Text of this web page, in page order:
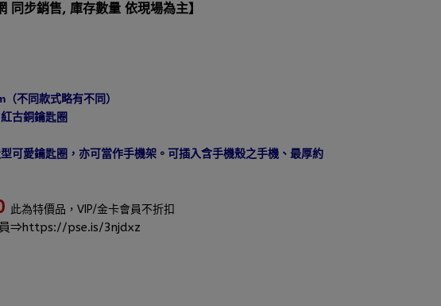
同步銷售, 庫存數量 依現場為主】
不同款式略有不同）
古銅鑰匙圈
可愛鑰匙圈，亦可當作手機架。可插入含手機殼之手機、最厚約
此為特價品， VIP/金卡會員不折扣
⇒https://pse.is/3njdxz